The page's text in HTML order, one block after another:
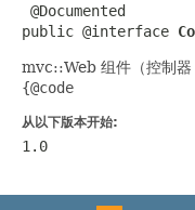
@Documented
public @interface
mvc::Web 组件（控制器
{@code
从以下版本开始:
1.0